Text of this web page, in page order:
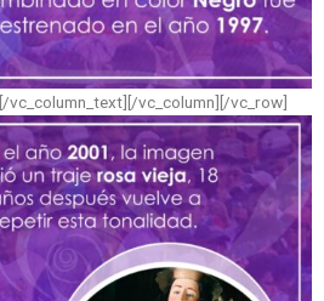
[/vc_column_text][/vc_column][/vc_row]